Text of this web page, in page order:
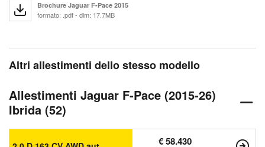
Brochure Jaguar F-Pace 2015
formato: .pdf - dim: 17.7MB
Altri allestimenti dello stesso modello
Allestimenti Jaguar F-Pace (2015-26)
Ibrida (52)
€ 58.430